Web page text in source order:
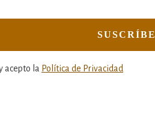
acepto la Política de Privacidad